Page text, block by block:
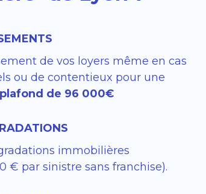
de vos loyers même en cas
ou de contentieux pour une
de 96 000€
immobilières
€ par sinistre sans franchise).